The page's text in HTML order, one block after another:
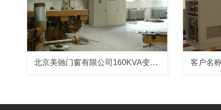
北京美驰门窗有限公司160KVA变频电源